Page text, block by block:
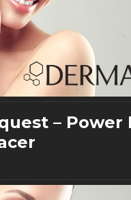
– Power